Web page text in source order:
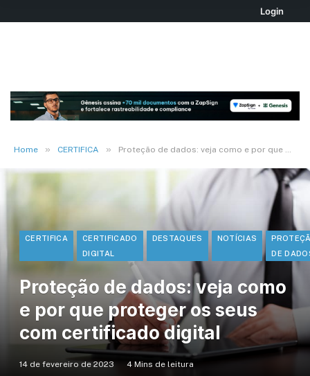
Login
Home » CERTIFICA » Proteção de dados: veja como e por que proteger os seus com certificado digital
CERTIFICA
CERTIFICADO
DIGITAL
DESTAQUES NOTÍCIAS
DE
Proteção de dados: veja como
e por que proteger os seus
com certificado digital
14 de fevereiro de 2023 4 Mins de leitura